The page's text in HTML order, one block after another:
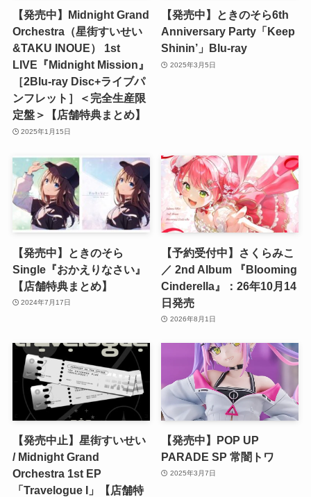
【発売中】Midnight Grand
Orchestra（星街すいせい
&TAKU INOUE） 1st
LIVE『Midnight Mission』
［2Blu-ray Disc+ライブパ
ンフレット］＜完全生産限
定盤＞【店舗特典まとめ】
2025年1月15日
【発売中】ときのそら6th
Anniversary Party「Keep
Shinin’」Blu-ray
2025年3月5日
【発売中】ときのそら
Single『おかえりなさい』
【店舗特典まとめ】
2024年7月17日
【予約受付中】さくらみこ
／ 2nd Album 『Blooming
Cinderella』：26年10月14
日発売
2026年8月1日
【発売中止】星街すいせい
/ Midnight Grand
Orchestra 1st EP
「Travelogue I」【店舗特
【発売中】POP UP
PARADE SP 常闇トワ
2025年3月7日